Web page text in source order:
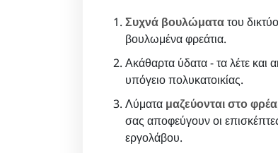
Συχνά βουλώματατου
βουλωμένα φρεάτια.
Ακάθαρτα ύδατα - τα λέτε και
υπόγειο πολυκατοικίας.
Λύματα μαζεύονται στο
σας αποφεύγουν οι
εργολάβου.